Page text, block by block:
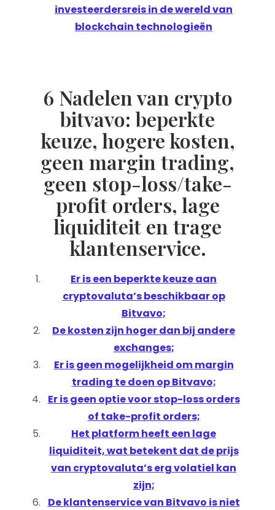
investeerdersreis in de wereld van
blockchain technologieën
6 Nadelen van crypto
bitvavo: beperkte
keuze, hogere kosten,
geen margin trading,
geen stop-loss/take-
profit orders, lage
liquiditeit en trage
klantenservice.
Er is een beperkte keuze aan
cryptovaluta’s beschikbaar op
Bitvavo;
De kosten zijn hoger dan bij andere
exchanges;
Er is geen mogelijkheid om margin
trading te doen op Bitvavo;
Er is geen optie voor stop-loss orders
of take-profit orders;
Het platform heeft een lage
liquiditeit, wat betekent dat de prijs
van cryptovaluta’s erg volatiel kan
zijn;
De klantenservice van Bitvavo is niet